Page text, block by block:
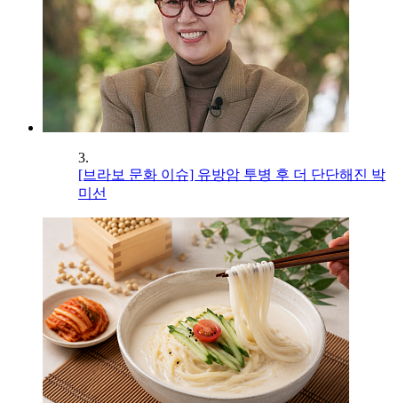
3.
[브라보 문화 이슈] 유방암 투병 후 더 단단해진 박
미선